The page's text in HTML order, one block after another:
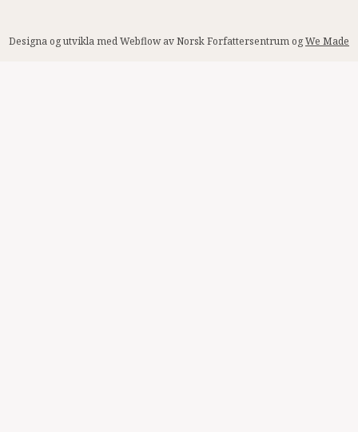
Designa og utvikla med Webflow av Norsk Forfattersentrum ogWe Made